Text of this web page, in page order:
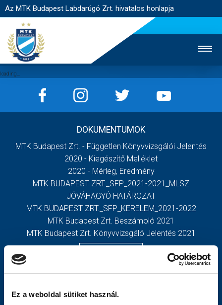
Ez a weboldal sütiket használ.
Az MTK Budapest Labdarúgó Zrt. hivatalos honlapja
JEGYÉRTÉKESÍTÉS
WEBSHOP
EGYESÜLET
KAPCSOLAT
NYITÓLAP
HÍREK
CSAPATOK
MÉRKŐZÉSEK
SZURKOLÓI ÉLMÉNYEK
DOKUMENTUMOK
MTK Budapest Zrt. - Független Könyvvizsgálói Jelentés
2020 - Kiegészítő Melléklet
2020 - Mérleg, Eredmény
MTK BUDAPEST ZRT._SFP_2021-2021_MLSZ
JÓVÁHAGYÓ HATÁROZAT
MTK BUDAPEST ZRT._SFP_KERELEM_2021-2022
MTK Budapest Zrt. Beszámoló 2021
MTK Budapest Zrt. Könyvvizsgáló Jelentés 2021
OLDALTÉRKÉP
Nyitólap